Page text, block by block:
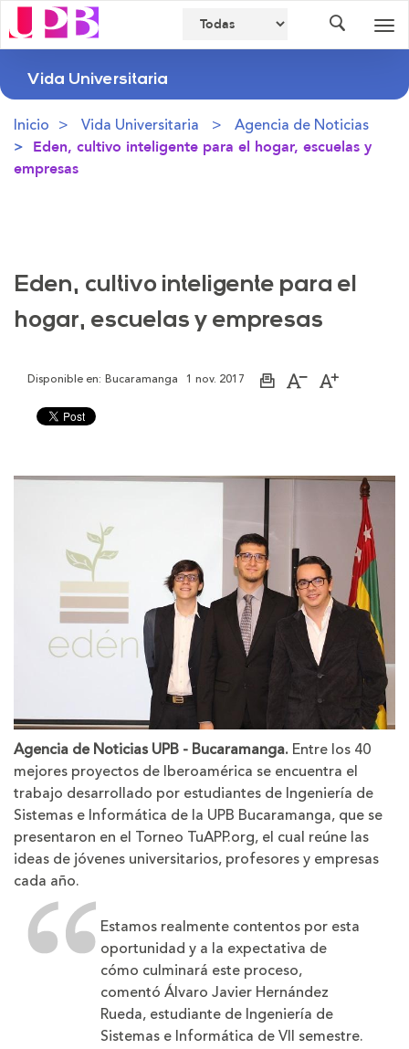
Vida Universitaria
Inicio Vida Universitaria Agencia de Noticias
Eden, cultivo inteligente para el hogar, escuelas y
empresas
Eden, cultivo inteligente para el
hogar, escuelas y empresas
Disponible en: Bucaramanga 1 nov. 2017
ImprimirAumentarDisminuir
Agencia de Noticias UPB - Bucaramanga. Entre los 40
mejores proyectos de Iberoamérica se encuentra el
trabajo desarrollado por estudiantes de Ingeniería de
Sistemas e Informática de la UPB Bucaramanga, que se
presentaron en el Torneo TuAPP.org, el cual reúne las
ideas de jóvenes universitarios, profesores y empresas
cada año.
Estamos realmente contentos por esta
oportunidad y a la expectativa de
cómo culminará este proceso,
comentó Álvaro Javier Hernández
Rueda, estudiante de Ingeniería de
Sistemas e Informática de VII semestre.